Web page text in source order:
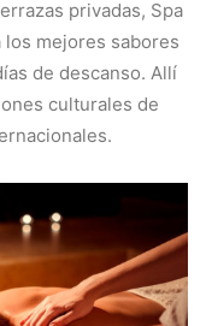
privadas, Spa
mejores sabores
de descanso. Allí
culturales de